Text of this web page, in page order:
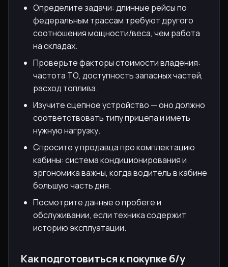
Определите задачи: длинные рейсы по
федеральным трассам требуют другого
соотношения мощности/веса, чем работа
на складах.
Проверьте факторы стоимости владения:
частота ТО, доступность запасных частей,
расход топлива.
Изучите сцепное устройство — оно должно
соответствовать типу прицепа и иметь
нужную нагрузку.
Спросите у продавца про комплектацию
кабины: система кондиционирования и
эргономика важны, когда водитель в кабине
большую часть дня.
Посмотрите данные о пробеге и
обслуживании, если техника содержит
историю эксплуатации.
Как подготовиться к покупке б/у